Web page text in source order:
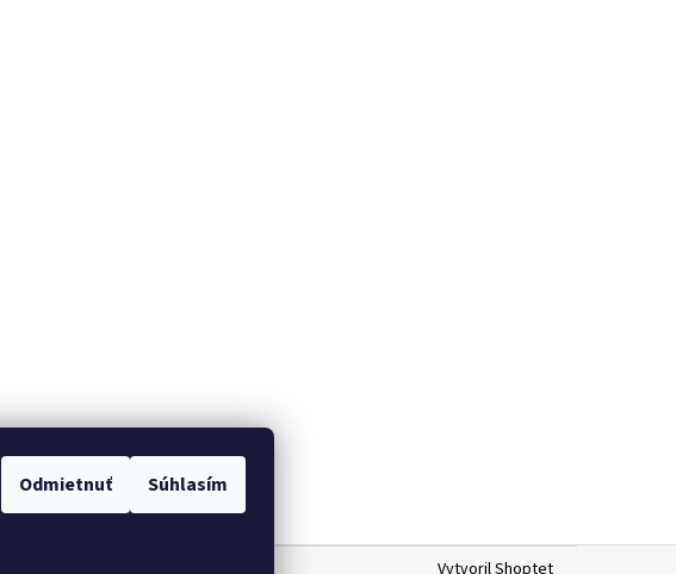
Odmietnuť Súhlasím
O
v
7položiek celkom
Vytvoril Shoptet